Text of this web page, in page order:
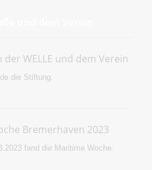
der WELLE und dem Verein
die Stiftung.
Bremerhaven 2023
fand die Maritime Woche.